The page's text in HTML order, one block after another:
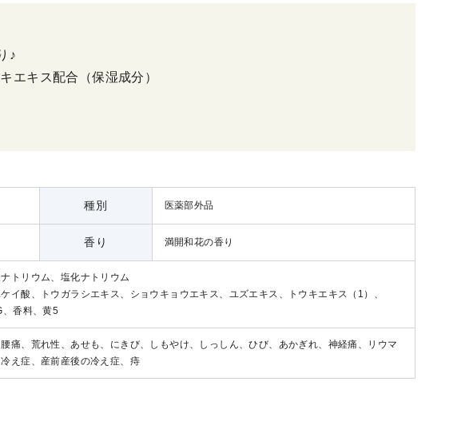
♪
エキス配合（保湿成分）
種別 医薬部外品
香り 満開和花の香り
トリウム、塩化ナトリウム
ケイ酸、トウガラシエキス、ショウキョウエキス、ユズエキス、トウキエキス（1）、
、香料、黄5
痛、荒れ性、あせも、にきび、しもやけ、しっしん、ひび、あかぎれ、神経痛、リウマ
え症、産前産後の冷え症、痔